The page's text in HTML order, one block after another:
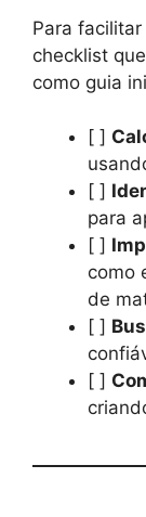
Para
checklist
como guia
[ ]
[ ]
para
[ ]
como
de
[ ]
[ ]